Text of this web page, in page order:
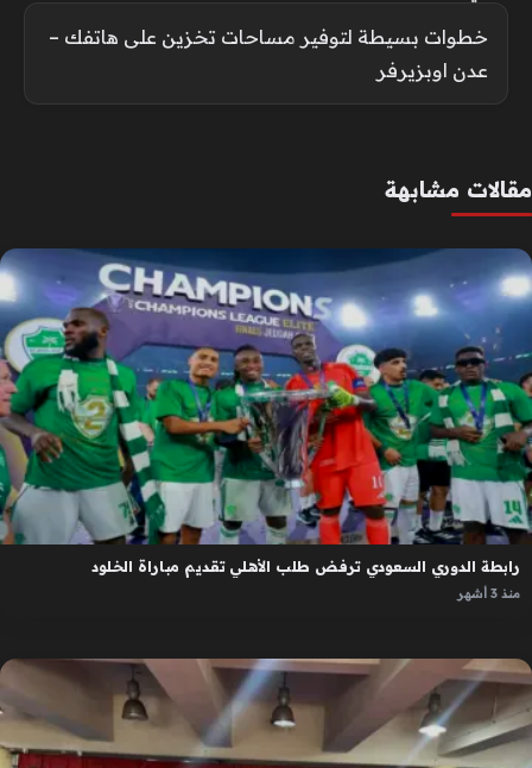
خطوات بسيطة لتوفير مساحات تخزين على هاتفك –
عدن اوبزيرفر
مقالات مشابهة
رابطة الدوري السعودي ترفض طلب الأهلي تقديم مباراة الخلود
منذ 3 أشهر